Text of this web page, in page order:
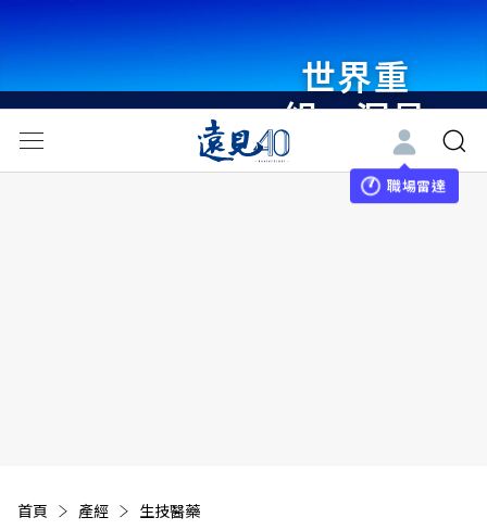
世界重
組・洞見
未來 與
世界領袖
職場雷達
首頁 產經 生技醫藥